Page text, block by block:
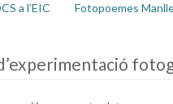
a l’EIC Fotopoemes